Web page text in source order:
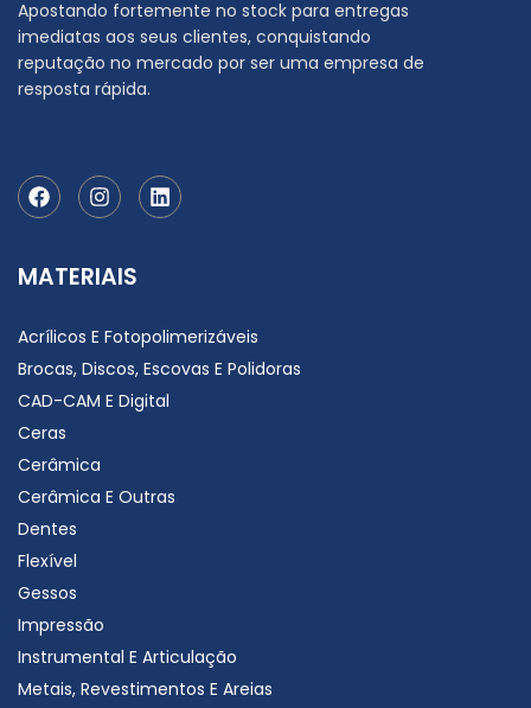
Apostando fortemente no stock para entregas
imediatas aos seus clientes, conquistando
reputação no mercado por ser uma empresa de
resposta rápida.
MATERIAIS
Acrílicos E Fotopolimerizáveis
Brocas, Discos, Escovas E Polidoras
CAD-CAM E Digital
Ceras
Cerâmica
Cerâmica E Outras
Dentes
Flexível
Gessos
Impressão
Instrumental E Articulação
Metais, Revestimentos E Areias